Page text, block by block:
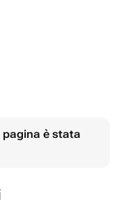
pagina è stata